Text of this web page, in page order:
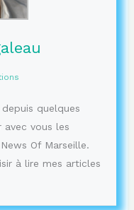
quelques
avec vous les
Of Marseille.
à lire mes articles